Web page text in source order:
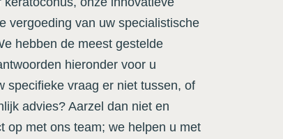
vergoeding van uw specialistische
hebben de meest gestelde
hieronder voor u
specifieke vraag er niet tussen, of
advies? Aarzel dan niet en
op met ons team; we helpen u met